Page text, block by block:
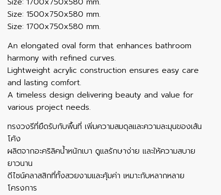
Size: 1500x750x580 mm.
Size: 1700x750x580 mm.
An elongated oval form that enhances bathroom
harmony with refined curves.
Lightweight acrylic construction ensures easy care
and lasting comfort.
A timeless design delivering beauty and value for
various project needs.
ทรงวงรีที่ยืดรับกับพื้นที่ เพิ่มความสมดุลและความละมุนของเส้น
โค้ง
ผลิตจากอะคริลิคน้ำหนักเบา ดูแลรักษาง่าย และให้ความสบาย
ยาวนาน
ดีไซน์คลาสสิกที่ทั้งสวยงามและคุ้มค่า เหมาะกับหลากหลาย
โครงการ